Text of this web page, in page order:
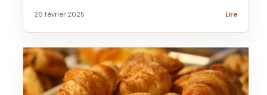
26 février 2025 Lire